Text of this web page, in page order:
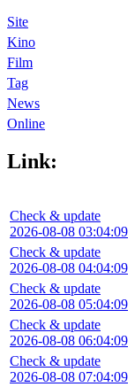
Site
Kino
Film
Tag
News
Online
Link:
Check & update
2026-08-08 03:04:09
Check & update
2026-08-08 04:04:09
Check & update
2026-08-08 05:04:09
Check & update
2026-08-08 06:04:09
Check & update
2026-08-08 07:04:09